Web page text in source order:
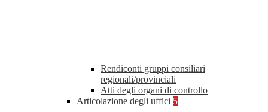
Rendiconti gruppi consiliari
regionali/provinciali
Atti degli organi di controllo
Articolazione degli uffici 5